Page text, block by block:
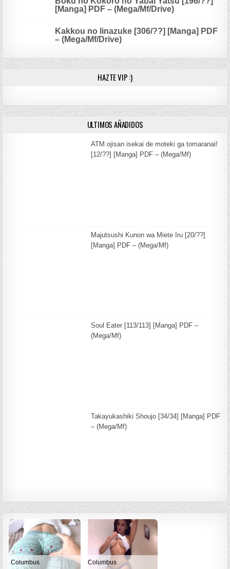
[Manga] PDF – (Mega/Mf/Drive)
Kakkou no Iinazuke [306/??] [Manga] PDF
– (Mega/Mf/Drive)
HAZTE VIP :)
ULTIMOS AÑADIDOS
ATM ojisan isekai de moteki ga tomaranai!
[12/??] [Manga] PDF – (Mega/Mf)
Majutsushi Kunon wa Miete Iru [20/??]
[Manga] PDF – (Mega/Mf)
Soul Eater [113/113] [Manga] PDF –
(Mega/Mf)
Takayukashiki Shoujo [34/34] [Manga] PDF
– (Mega/Mf)
Columbus Columbus